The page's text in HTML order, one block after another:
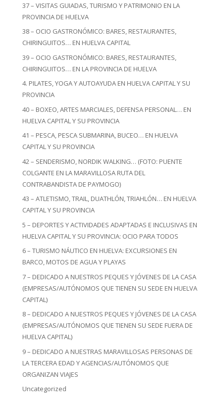
37 – VISITAS GUIADAS, TURISMO Y PATRIMONIO EN LA
PROVINCIA DE HUELVA
38 – OCIO GASTRONÓMICO: BARES, RESTAURANTES,
CHIRINGUITOS… EN HUELVA CAPITAL
39 – OCIO GASTRONÓMICO: BARES, RESTAURANTES,
CHIRINGUITOS… EN LA PROVINCIA DE HUELVA
4. PILATES, YOGA Y AUTOAYUDA EN HUELVA CAPITAL Y SU
PROVINCIA
40 – BOXEO, ARTES MARCIALES, DEFENSA PERSONAL… EN
HUELVA CAPITAL Y SU PROVINCIA
41 – PESCA, PESCA SUBMARINA, BUCEO… EN HUELVA
CAPITAL Y SU PROVINCIA
42 – SENDERISMO, NORDIK WALKING… (FOTO: PUENTE
COLGANTE EN LA MARAVILLOSA RUTA DEL
CONTRABANDISTA DE PAYMOGO)
43 – ATLETISMO, TRAIL, DUATHLÓN, TRIAHLÓN… EN HUELVA
CAPITAL Y SU PROVINCIA
5 – DEPORTES Y ACTIVIDADES ADAPTADAS E INCLUSIVAS EN
HUELVA CAPITAL Y SU PROVINCIA: OCIO PARA TODOS
6 – TURISMO NÁUTICO EN HUELVA: EXCURSIONES EN
BARCO, MOTOS DE AGUA Y PLAYAS
7 – DEDICADO A NUESTROS PEQUES Y JÓVENES DE LA CASA
(EMPRESAS/AUTÓNOMOS QUE TIENEN SU SEDE EN HUELVA
CAPITAL)
8 – DEDICADO A NUESTROS PEQUES Y JÓVENES DE LA CASA
(EMPRESAS/AUTÓNOMOS QUE TIENEN SU SEDE FUERA DE
HUELVA CAPITAL)
9 – DEDICADO A NUESTRAS MARAVILLOSAS PERSONAS DE
LA TERCERA EDAD Y AGENCIAS/AUTÓNOMOS QUE
ORGANIZAN VIAJES
Uncategorized